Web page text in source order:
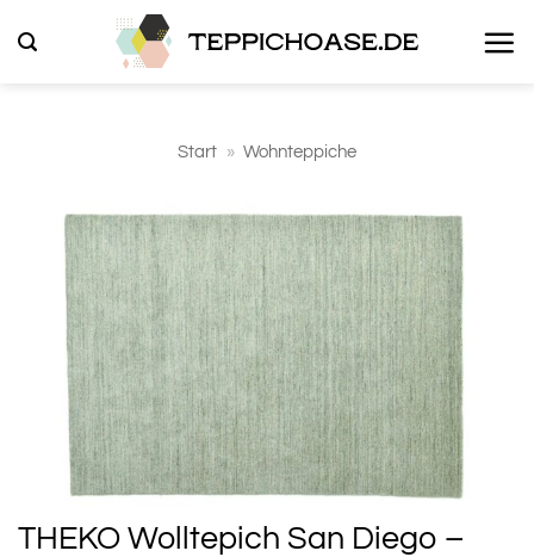
Inhalt
Start » Wohnteppiche
THEKO Wolltepich San Diego –